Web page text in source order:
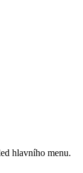
hlavního menu.